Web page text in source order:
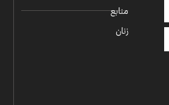
منابع
زنان